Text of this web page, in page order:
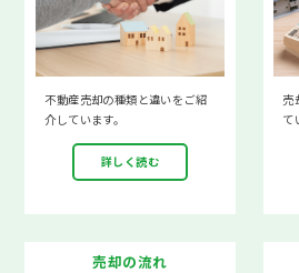
不動産売却の種類と違いをご紹
介しています。
詳しく読む
売
て
売却の流れ